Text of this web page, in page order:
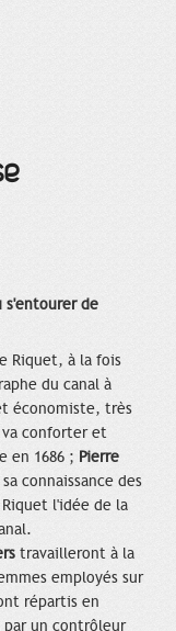
s'entourer de
Riquet, à la fois
du canal à
économiste, très
conforter et
en 1686 ; Pierre
connaissance des
l'idée de la
travailleront à la
employés sur
répartis en
un contrôleur